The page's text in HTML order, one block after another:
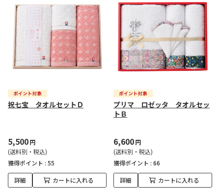
祝七宝 タオルセットＤ
5,500円
(送料別・税込)
獲得ポイント : 55
詳細 カートに入れる
プリマ ロゼッタ タオルセッ
トＢ
6,600円
(送料別・税込)
獲得ポイント : 66
詳細 カートに入れる